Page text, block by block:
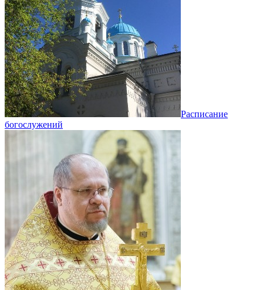
Расписание
богослужений